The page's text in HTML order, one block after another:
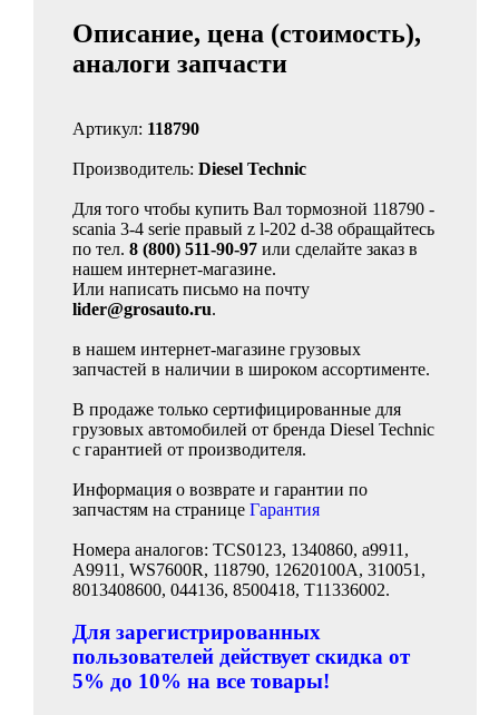
Описание, цена (стоимость),
аналоги запчасти
Артикул: 118790
Производитель: Diesel Technic
Для того чтобы купить Вал тормозной 118790 -
scania 3-4 serie правый z l-202 d-38 обращайтесь
по тел. 8 (800) 511-90-97 или сделайте заказ в
нашем интернет-магазине.
Или написать письмо на почту
lider@grosauto.ru.
в нашем интернет-магазине грузовых
запчастей в наличии в широком ассортименте.
В продаже только сертифицированные для
грузовых автомобилей от бренда Diesel Technic
с гарантией от производителя.
Информация о возврате и гарантии по
запчастям на странице Гарантия
Номера аналогов: TCS0123, 1340860, a9911,
A9911, WS7600R, 118790, 12620100A, 310051,
8013408600, 044136, 8500418, T11336002.
Для зарегистрированных
пользователей действует скидка от
5% до 10% на все товары!